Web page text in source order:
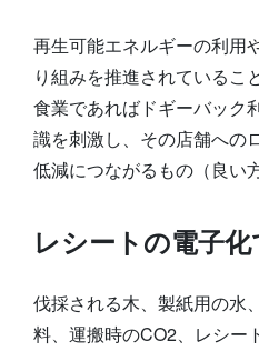
再生可能エネルギーの利用
り組みを推進されているこ
食業であればドギーバック
識を刺激し、その店舗への
低減につながるもの（良い
レシートの電子
伐採される木、製紙用の水
料、運搬時のCO2、レシー